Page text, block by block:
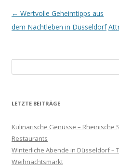
Artikel-Navigation
← Wertvolle Geheimtipps aus
dem Nachtleben in Düsseldorf
LETZTE BEITRÄGE
Kulinarische Genüsse – Rheinische
Restaurants
Winterliche Abende in Düsseldorf –
Weihnachtsmarkt